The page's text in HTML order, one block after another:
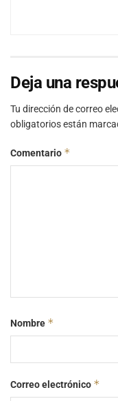
Deja una
Tu dirección de correo
obligatorios están
Comentario *
Nombre *
Correo electrónico *